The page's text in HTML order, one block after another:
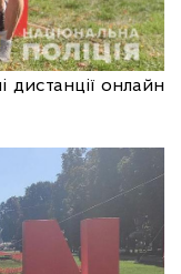
дистанції онлайн